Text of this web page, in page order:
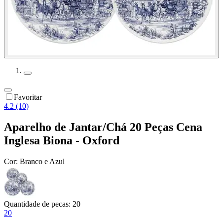
Favoritar
4.2 (10)
Aparelho de Jantar/Chá 20 Peças Cena
Inglesa Biona - Oxford
Cor: Branco e Azul
Quantidade de pecas: 20
20